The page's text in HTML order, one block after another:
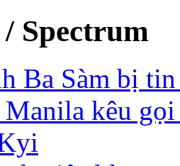
Spectrum
Ba Sàm bị
kêu